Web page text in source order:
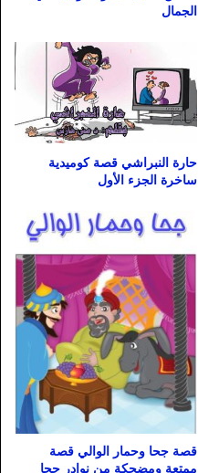
الجمال
حارة النبراشي قصة كوميدية
ساخرة الجزء الأول
قصة جحا وحمار الوالي قصة
ممتعة ومضحكة من نوادر جحا